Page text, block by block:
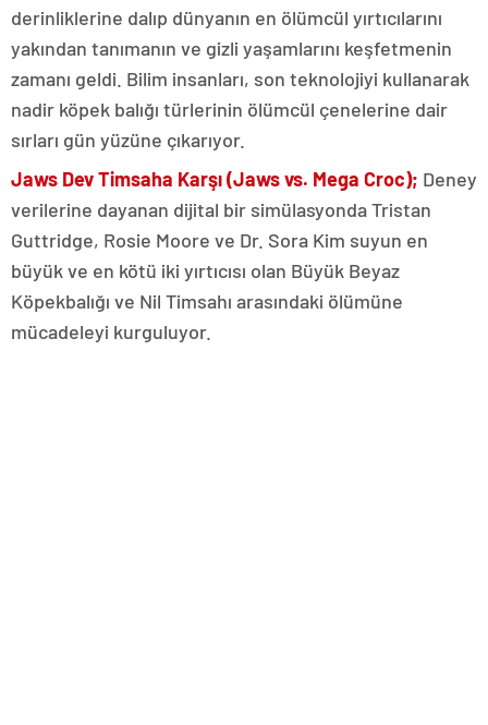
derinliklerine dalıp dünyanın en ölümcül yırtıcılarını
yakından tanımanın ve gizli yaşamlarını keşfetmenin
zamanı geldi. Bilim insanları, son teknolojiyi kullanarak
nadir köpek balığı türlerinin ölümcül çenelerine dair
sırları gün yüzüne çıkarıyor.
Jaws Dev Timsaha Karşı (Jaws vs. Mega Croc); Deney
verilerine dayanan dijital bir simülasyonda Tristan
Guttridge, Rosie Moore ve Dr. Sora Kim suyun en
büyük ve en kötü iki yırtıcısı olan Büyük Beyaz
Köpekbalığı ve Nil Timsahı arasındaki ölümüne
mücadeleyi kurguluyor.